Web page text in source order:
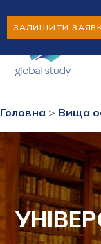
ЗАЛИШИТИ
Головна > Вища